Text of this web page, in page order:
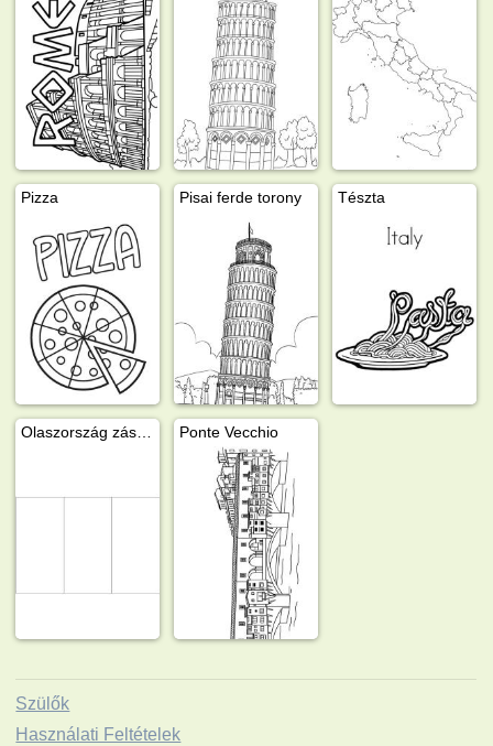
Pizza Pisai ferde torony Tészta
Ponte Vecchio
Szülők
Használati Feltételek